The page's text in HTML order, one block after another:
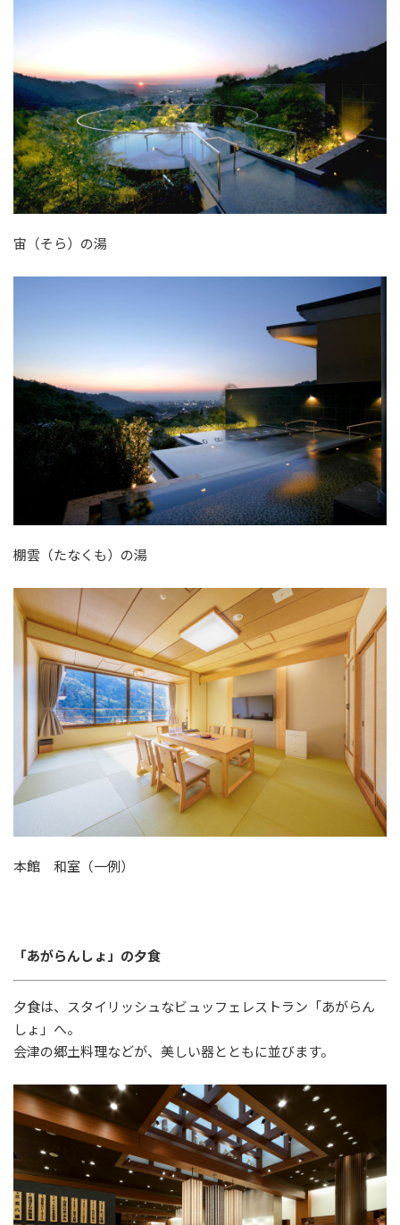
宙（そら）の湯
棚雲（たなくも）の湯
本館 和室（一例）
「あがらんしょ」の夕食
夕食は、スタイリッシュなビュッフェレストラン「あがらん
しょ」へ。
会津の郷土料理などが、美しい器とともに並びます。